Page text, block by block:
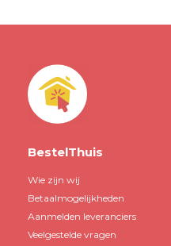
BestelThuis
Wie zijn wij
Betaalmogelijkheden
Aanmelden leveranciers
Veelgestelde vragen